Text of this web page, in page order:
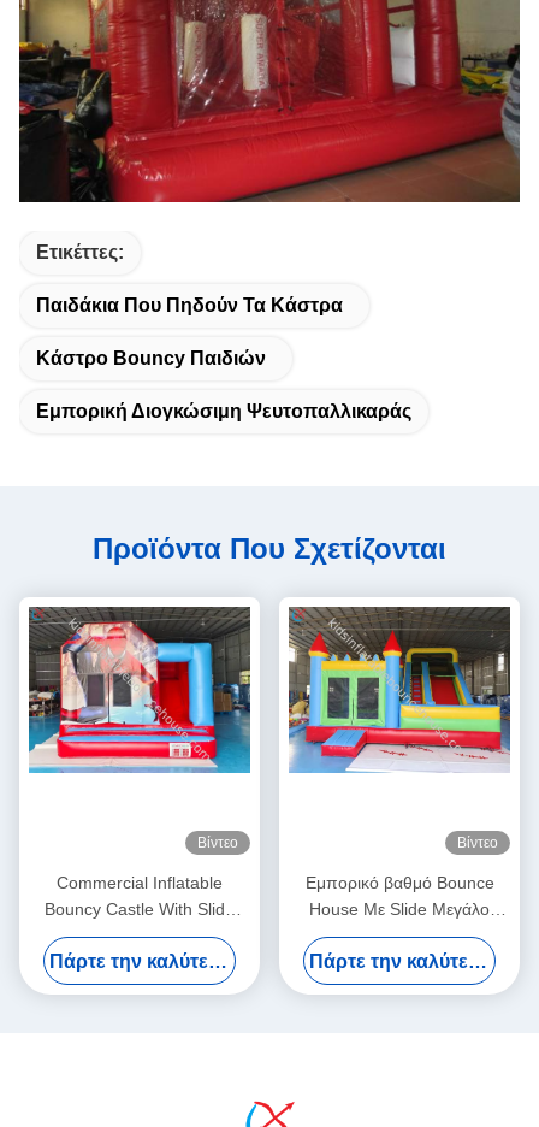
Ετικέττες:
Παιδάκια Που Πηδούν Τα Κάστρα
Κάστρο Bouncy Παιδιών
Εμπορική Διογκώσιμη Ψευτοπαλλικαράς
Προϊόντα Που Σχετίζονται
Βίντεο
Commercial Inflatable
Bouncy Castle With Slide
Spiderman Bouncy Castle
For Sale
Πάρτε την καλύτερη τιμή
Βίντεο
Εμπορικό βαθμό Bounce
House Με Slide Μεγάλο
Bouncy Κάστρο φουσκωτό
Combo
Πάρτε την καλύτερη τιμή